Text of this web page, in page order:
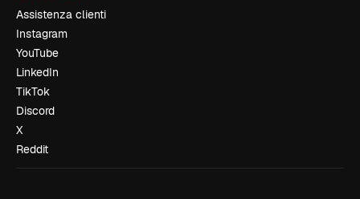
Assistenza clienti
Instagram
YouTube
LinkedIn
TikTok
Discord
X
Reddit